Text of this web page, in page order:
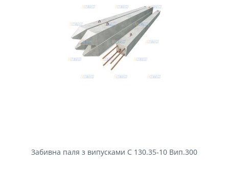
Забивна паля з випусками С 130.35-10 Вип.300